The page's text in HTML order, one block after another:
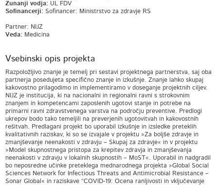
Zunanji vodja: UL FDV
Sofinancerji: Sofinancer: Ministrstvo za zdravje RS
Partner: NIJZ
Veda: Medicina
Vsebinski opis projekta
Razpoložljivo znanje je temelj pri sestavi projektnega partnerstva, saj oba
partnerja posedujeta specifično znanje in izkušnje. Znanje lahko skupaj
kakovostno prilagodimo in implementiramo v doseganje projektnih ciljev.
NIJZ je institucija, ki na nacionalni in regionalni ravni s strokovnim
znanjem in kompetencami zaposlenih ugotovi stanje in potrebe na
primarni ravni zdravstvenega varstva na področju preventive. Predlogi
ukrepov bodo tako temeljili na preverjenih ugotovitvah in kakovostnih
rešitvah. Predlagani projekt bo uporabil izkušnje in izsledke preteklih
kvalitativnih raziskav, ki so se izvajale v projektu »Za boljše zdravje in
zmanjševanje neenakosti v zdravju – Skupaj za zdravje« in v projektu
»Model skupnostnega pristopa za krepitev zdravja in zmanjševanja
neenakosti v zdravju v lokalnih skupnostih – MoST«. Uporabil in nadgradil
bo neposredne učinke preteklega mednarodnega projekta »Global Social
Sciences Network for Infectious Threats and Antimicrobial Resistance –
Sonar Global« in raziskave “COVID-19: Ocena ranljivosti in vključevanje